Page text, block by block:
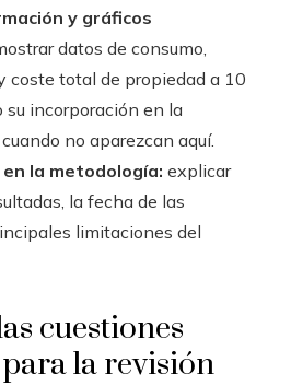
y gráficos
datos de consumo,
coste total de propiedad a 10
su incorporación en la
no aparezcan aquí.
la metodología: explicar
la fecha de las
limitaciones del
cuestiones
la revisión